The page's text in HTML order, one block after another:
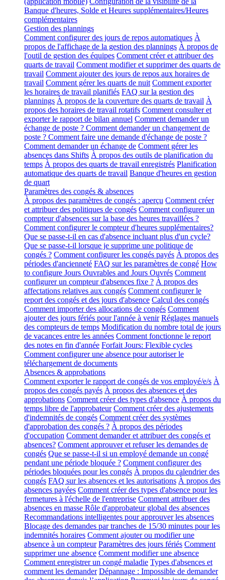
Banque d'heures, Solde et Heures supplémentaires/Heures
complémentaires
Gestion des plannings
Comment configurer des jours de repos automatiques À
propos de l'affichage de la gestion des plannings À propos de
l'outil de gestion des équipes Comment créer et attribuer des
quarts de travail Comment modifier et supprimer des quarts de
travail Comment ajouter des jours de repos aux horaires de
travail Comment gérer les quarts de nuit Comment exporter
les horaires de travail planifiés FAQ sur la gestion des
plannings À propos de la couverture des quarts de travail À
propos des horaires de travail rotatifs Comment consulter et
exporter le rapport de bilan annuel Comment demander un
échange de poste ? Comment demander un changement de
poste ? Comment faire une demande d'échange de poste ?
Comment demander un échange de Comment gérer les
absences dans Shifts À propos des outils de planification du
temps À propos des quarts de travail enregistrés Planification
automatique des quarts de travail Banque d'heures en gestion
de quart
Paramètres des congés & absences
À propos des paramètres de congés : aperçu Comment créer
et attribuer des politiques de congés Comment configurer un
compteur d'absences sur la base des heures travaillées ?
Comment configurer le compteur d'heures supplémentaires?
Que se passe-t-il en cas d'absence incluant plus d'un cycle?
Que se passe-t-il lorsque je supprime une politique de
congés ? Comment configurer les congés payés À propos des
périodes d'ancienneté FAQ sur les paramètres de congé How
to configure Jours Ouvrables and Jours Ouvrés Comment
configurer un compteur d'absences fixe ? À propos des
affectations relatives aux congés Comment configurer le
report des congés et des jours d'absence Calcul des congés
Comment importer des allocations de congés Comment
ajouter des jours fériés pour l'année à venir Réglages manuels
des compteurs de temps Modification du nombre total de jours
de vacances entre les années Comment fonctionne le report
des notes en fin d'année Forfait Jours: Flexible cycles
Comment configurer une absence pour autoriser le
téléchargement de documents
Absences & approbations
Comment exporter le rapport de congés de vos employé/e/s À
propos des congés payés À propos des absences et des
approbations Comment créer des types d'absence À propos du
temps libre de l'approbateur Comment créer des ajustements
d'indemnités de congés Comment créer des systèmes
d'approbation des congés ? À propos des périodes
d'occupation Comment demander et attribuer des congés et
absences? Comment approuver et refuser les demandes de
congés Que se passe-t-il si un employé demande un congé
pendant une période bloquée ? Comment configurer des
périodes bloquées pour les congés À propos du calendrier des
congés FAQ sur les absences et les autorisations À propos des
absences payées Comment créer des types d'absence pour les
fermetures à l'échelle de l'entreprise Comment attribuer des
absences en masse Rôle d'approbateur global des absences
Recommandations intelligentes pour approuver les absences
Blocage des demandes par tranches de 15/30 minutes pour les
indemnités horaires Comment ajouter ou modifier une
absence à un compteur Paramètres des jours fériés Comment
supprimer une absence Comment modifier une absence
Comment enregistrer un congé maladie Types d'absences et
comment les demander Dépannage : Impossible de demander